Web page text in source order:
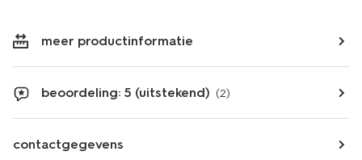
meer productinformatie
beoordeling: 5 (uitstekend) (2)
contactgegevens